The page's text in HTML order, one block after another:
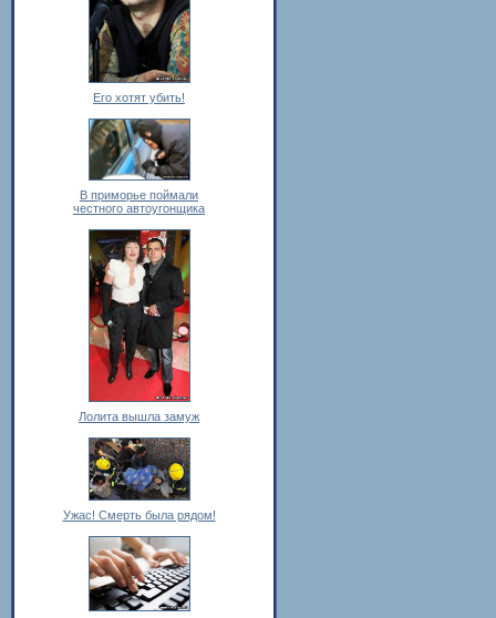
Его хотят убить!
В приморье поймали
честного автоугонщика
Лолита вышла замуж
Ужас! Смерть была рядом!